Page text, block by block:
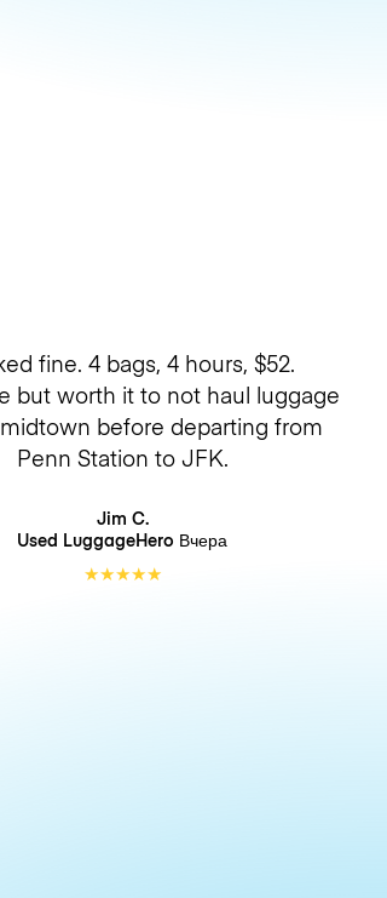
fine. 4 bags, 4 hours, $52.
but worth it to not haul luggage
before departing from
Penn Station to JFK.
Jim C.
Used LuggageHero Вчера
★★★★★